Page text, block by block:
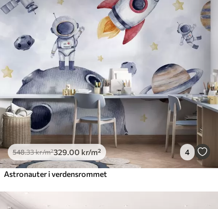
548.33kr/m²329 .00 kr/m² 4
Astronauter i verdensrommet